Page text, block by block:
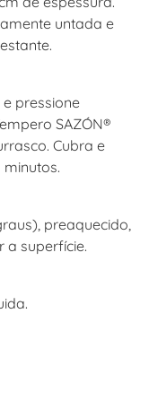
untada e
pressione
SAZÓN®
Cubra e
preaquecido,
a superfície.